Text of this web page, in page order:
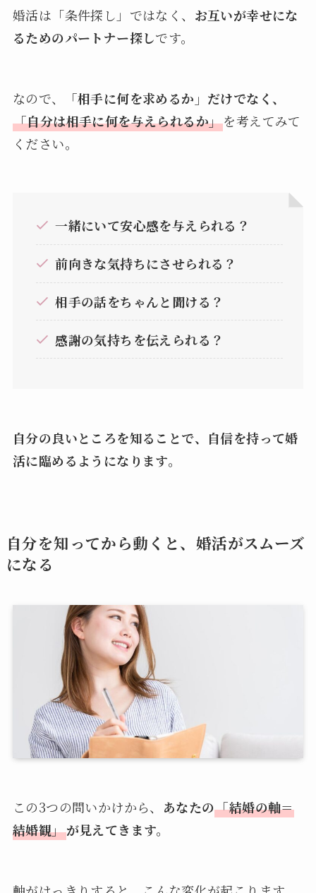
婚活は「条件探し」ではなく、 お互いが幸せにな
るためのパートナー探しです。
なので、
「相手に何を求めるか」だけでなく、
「自分は相手に何を与えられるか」を考えてみて
ください。
一緒にいて安心感を与えられる？
前向きな気持ちにさせられる？
相手の話をちゃんと聞ける？
感謝の気持ちを伝えられる？
自分の良いところを知ることで、自信を持って婚
活に臨めるようになります。
自分を知ってから動くと、婚活がスムーズ
になる
この3つの問いかけから、 あなたの「結婚の軸＝
結婚観」が見えてきます。